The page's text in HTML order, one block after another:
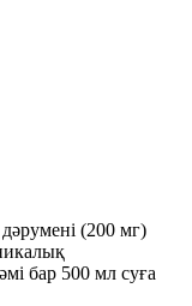
(200 мг)
бар 500 мл суға